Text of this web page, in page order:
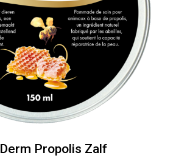
Propolis Zalf